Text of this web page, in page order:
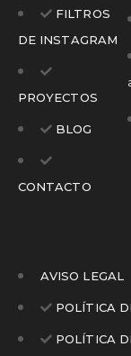
FILTROS
DE INSTAGRAM
PROYECTOS
BLOG
CONTACTO
AVISO LEGAL
POLÍTICA
POLÍTICA